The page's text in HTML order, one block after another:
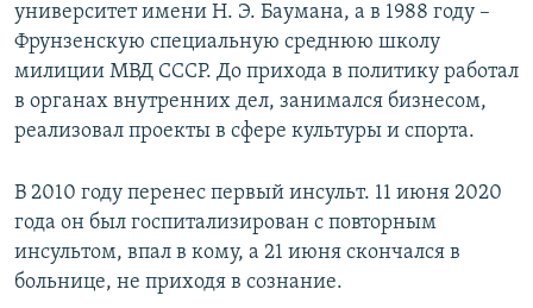
университет имени Н. Э. Баумана, а в 1988 году –
Фрунзенскую специальную среднюю школу
милиции МВД СССР. До прихода в политику работал
в органах внутренних дел, занимался бизнесом,
реализовал проекты в сфере культуры и спорта.
В 2010 году перенес первый инсульт. 11 июня 2020
года он был госпитализирован с повторным
инсультом, впал в кому, а 21 июня скончался в
больнице, не приходя в сознание.